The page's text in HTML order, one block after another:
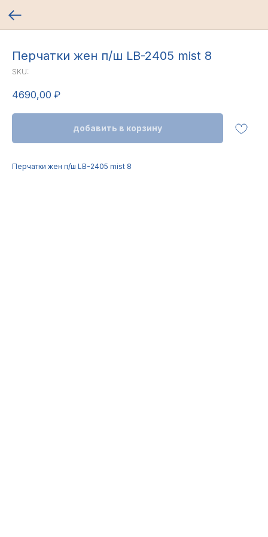
Перчатки жен п/ш LB-2405 mist 8
SKU:
4690,00 ₽
добавить в корзину
Перчатки жен п/ш LB-2405 mist 8